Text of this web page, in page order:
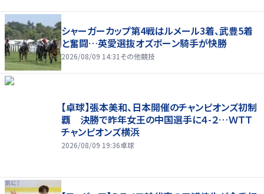
シャーガーカップ第4戦はルメール3着、武豊5着
と奮闘…英愛選抜オズボーン騎手が快勝
2026/08/09 14:31 その他競技
【卓球】張本美和、日本開催のチャンピオンズ初制
覇 決勝で昨年女王の中国選手に４-２…ＷＴＴ
チャンピオンズ横浜
2026/08/09 19:36卓球